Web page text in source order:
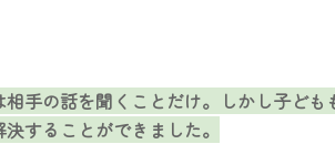
手の話を聞くことだけ。しかし子ども
することができました。